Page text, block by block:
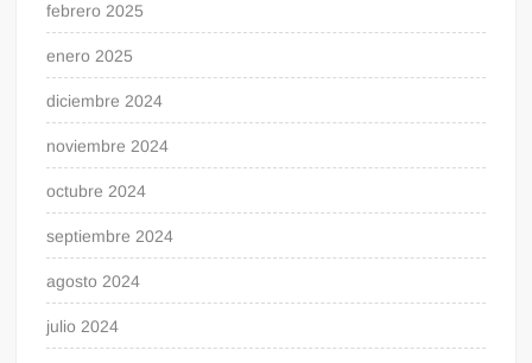
febrero 2025
enero 2025
diciembre 2024
noviembre 2024
octubre 2024
septiembre 2024
agosto 2024
julio 2024